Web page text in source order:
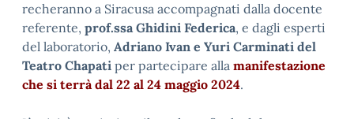
recheranno a Siracusa accompagnati dalla docente
referente, prof.ssa Ghidini Federica, e dagli esperti
del laboratorio, Adriano Ivan e Yuri Carminati del
Teatro Chapati per partecipare alla manifestazione
che si terrà dal 22 al 24 maggio 2024.